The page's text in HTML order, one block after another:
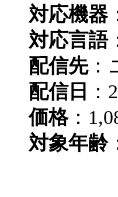
対応機器
対応言語
配信先：
配信日
価格：
対象年齢